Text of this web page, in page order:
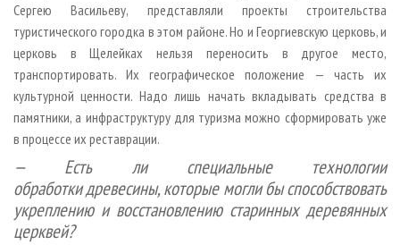
Сергею Васильеву, представляли проекты строительства
туристического городка в этом районе. Но и Георгиевскую церковь, и
церковь в Щелейках нельзя переносить в другое место,
транспортировать. Их географическое положение — часть их
культурной ценности. Надо лишь начать вкладывать средства в
памятники, а инфраструктуру для туризма можно сформировать уже
в процессе их реставрации.
— Есть ли специальные технологии
обработки древесины, которые могли бы способствовать
укреплению и восстановлению старинных деревянных
церквей?